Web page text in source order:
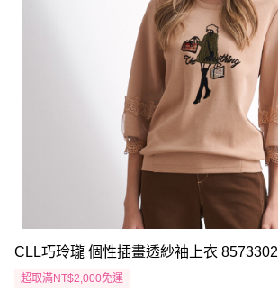
CLL巧玲瓏 個性插畫透紗袖上衣 8573302
超取滿NT$2,000免運